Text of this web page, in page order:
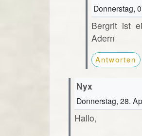
Donnerstag,
Bergrit ist
Adern
Antworten
Nyx
Donnerstag, 28.
Hallo,